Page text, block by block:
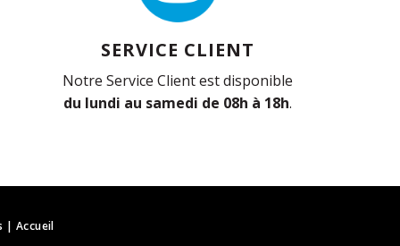
SERVICE CLIENT
Notre Service Client est disponible
du lundi au samedi de 08h à 18h.
|Accueil